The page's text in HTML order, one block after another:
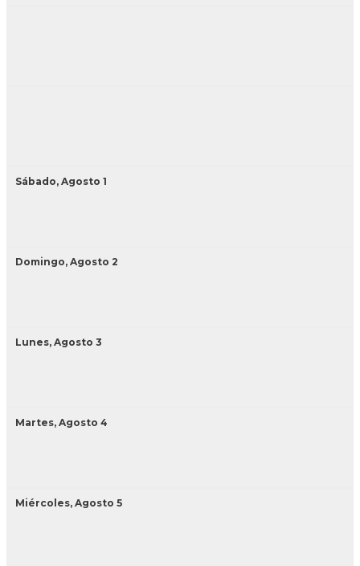
Sábado, Agosto 1
Domingo, Agosto 2
Lunes, Agosto 3
Martes, Agosto 4
Miércoles, Agosto 5